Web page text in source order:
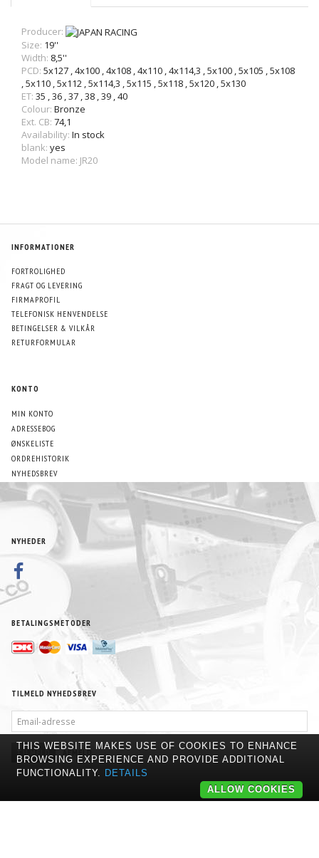
Producer:
Size: 19''
Width: 8,5''
PCD: 5x127 ,4x100 ,4x108 ,4x110 ,4x114,3 ,5x100 ,5x105 ,5x108
,5x110 ,5x112 ,5x114,3 ,5x115 ,5x118 ,5x120 ,5x130
ET: 35 ,36 ,37 ,38 ,39 ,40
Colour: Bronze
Ext. CB: 74,1
Availability: In stock
blank: yes
Model name: JR20
INFORMATIONER
FORTROLIGHED
FRAGT OG LEVERING
FIRMAPROFIL
TELEFONISK HENVENDELSE
BETINGELSER & VILKÅR
RETURFORMULAR
KONTO
MIN KONTO
ADRESSEBOG
ØNSKELISTE
ORDREHISTORIK
NYHEDSBREV
NYHEDER
BETALINGSMETODER
TILMELD NYHEDSBREV
ADRESSE
TILMELD AFMELD
THIS WEBSITE MAKES USE OF COOKIES TO ENHANCE
BROWSING EXPERIENCE AND PROVIDE ADDITIONAL
FUNCTIONALITY. DETAILS
ALLOW COOKIES